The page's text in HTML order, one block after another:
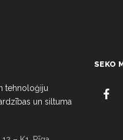
tehnoloģiju
un siltuma
SEKO